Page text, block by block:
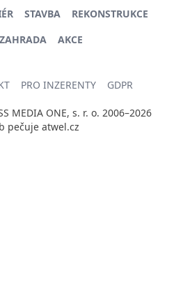
STAVBA
REKONSTRUKCE
ZAHRADA
AKCE
PRO INZERENTY GDPR
MEDIA ONE, s. r. o. 2006–2026